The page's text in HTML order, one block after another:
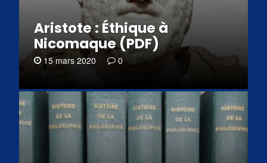
Aristote : Éthique à
Nicomaque (PDF)
15 mars 2020 0